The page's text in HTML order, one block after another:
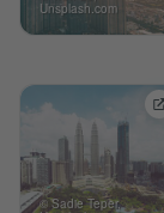
Unsplash.com
© Sadie Teper,